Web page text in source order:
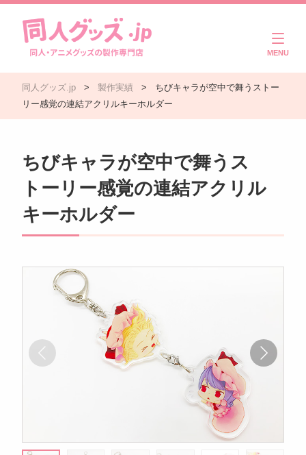
商品一覧
ご利用ガイド
製作実績
よくある質問
お問い合わせ
コンサートグッズ
同人グッズ.jp > 製作実績 >
ちびキャラが空中で舞うストー
リー感覚の連結アクリルキーホルダー
ちびキャラが空中で舞うス
トーリー感覚の連結アクリル
キーホルダー